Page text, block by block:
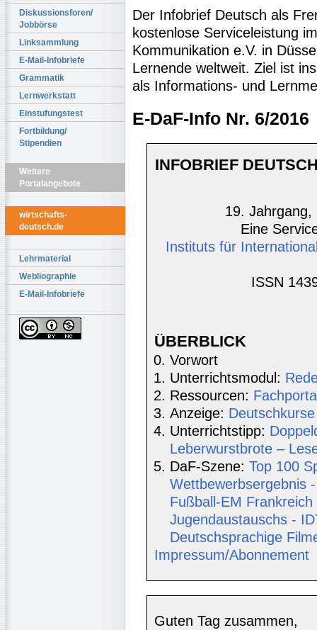
Diskussionsforen/
Jobbörse
Linksammlung
E-Mail-Infobriefe
Grammatik
Lernwerkstatt
Einstufungstest
Fortbildung/
Stipendien
Weitere
Portalangebote
wirtschafts-
deutsch.de
Lehrmaterial
Webliographie
E-Mail-Infobriefe
Der Infobrief Deutsch als
kostenlose Serviceleistung
Kommunikation e.V. in
Lernende weltweit. Ziel ist
als Informations- und
E-DaF-Info Nr. 6/2016
INFOBRIEF
19. Jahrgang,
Eine
Instituts für
ISSN
ÜBERBLICK
Vorwort
Unterrichtsmodul:
Ressourcen:
Anzeige:
Unterrichtstipp:
Leberwurstbrote –
DaF-Szene: Top 100
Wettbewerbsergebnis
Fußball-EM
Jugendaustauschs -
Deutschsprachige
Impressum/Abonnement
Guten Tag zusammen,